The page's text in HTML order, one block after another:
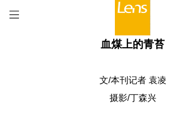
血煤上的青苔
文/本刊记者 袁凌
摄影/丁森兴